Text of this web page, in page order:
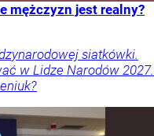
mężczyzn jest realny?
siatkówki.
w Lidze Narodów 2027.